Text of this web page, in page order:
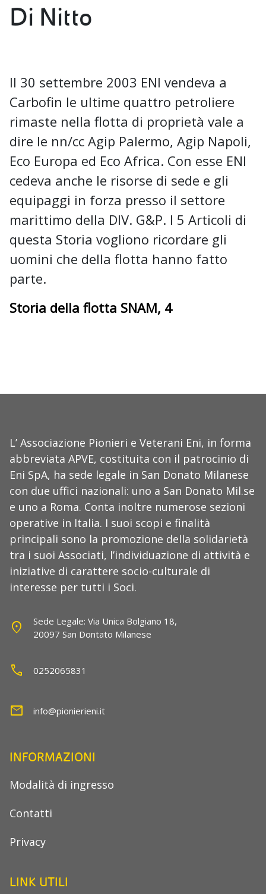
Di Nitto
Il 30 settembre 2003 ENI vendeva a
Carbofin le ultime quattro petroliere
rimaste nella flotta di proprietà vale a
dire le nn/cc Agip Palermo, Agip Napoli,
Eco Europa ed Eco Africa. Con esse ENI
cedeva anche le risorse di sede e gli
equipaggi in forza presso il settore
marittimo della DIV. G&P. I 5 Articoli di
questa Storia vogliono ricordare gli
uomini che della flotta hanno fatto
parte.
Storia della flotta SNAM, 4
L’ Associazione Pionieri e Veterani Eni, in forma
abbreviata APVE, costituita con il patrocinio di
Eni SpA, ha sede legale in San Donato Milanese
con due uffici nazionali: uno a San Donato Mil.se
e uno a Roma. Conta inoltre numerose sezioni
operative in Italia. I suoi scopi e finalità
principali sono la promozione della solidarietà
tra i suoi Associati, l’individuazione di attività e
iniziative di carattere socio-culturale di
interesse per tutti i Soci.
location_on
Sede Legale: Via Unica Bolgiano 18,
20097 San Dontato Milanese
call 0252065831
mail info@pionierieni.it
INFORMAZIONI
Modalità di ingresso
Contatti
Privacy
LINK UTILI